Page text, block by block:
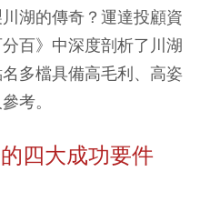
湖的傳奇？運達投顧資
百》中深度剖析了川湖
多檔具備高毛利、高姿
考。
四大成功要件